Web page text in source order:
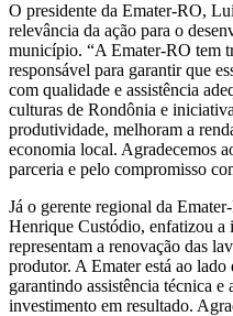
O presidente da Emater-RO,
relevância da ação para o
município. “A Emater-RO tem
responsável para garantir que
com qualidade e assistência
culturas de Rondônia e
produtividade, melhoram a
economia local. Agradecemos
parceria e pelo compromisso
Já o gerente regional da
Henrique Custódio, enfatizou a
representam a renovação das
produtor. A Emater está ao
garantindo assistência técnica
investimento em resultado.